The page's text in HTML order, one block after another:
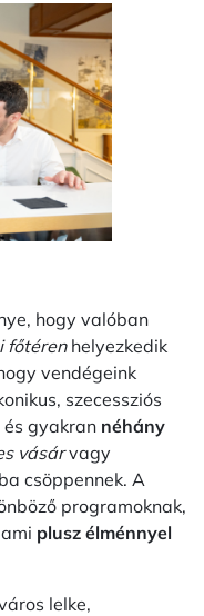
hogy valóban
főtérenhelyezkedik
vendégeink
szecessziós
gyakran néhány
vásárvagy
csöppennek. A
programoknak,
plusz élménnyel
lelke,